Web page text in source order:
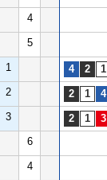
4
5
1
2
3
6
4